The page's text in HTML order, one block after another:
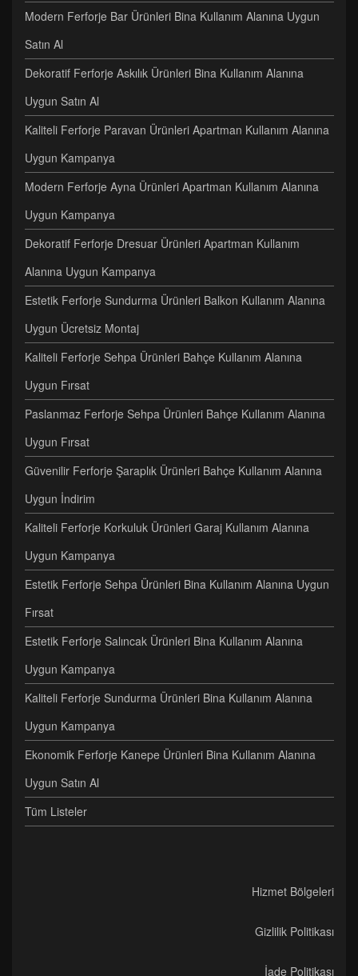
Modern Ferforje Bar Ürünleri Bina Kullanım Alanına Uygun
Satın Al
Dekoratif Ferforje Askılık Ürünleri Bina Kullanım Alanına
Uygun Satın Al
Kaliteli Ferforje Paravan Ürünleri Apartman Kullanım Alanına
Uygun Kampanya
Modern Ferforje Ayna Ürünleri Apartman Kullanım Alanına
Uygun Kampanya
Dekoratif Ferforje Dresuar Ürünleri Apartman Kullanım
Alanına Uygun Kampanya
Estetik Ferforje Sundurma Ürünleri Balkon Kullanım Alanına
Uygun Ücretsiz Montaj
Kaliteli Ferforje Sehpa Ürünleri Bahçe Kullanım Alanına
Uygun Fırsat
Paslanmaz Ferforje Sehpa Ürünleri Bahçe Kullanım Alanına
Uygun Fırsat
Güvenilir Ferforje Şaraplık Ürünleri Bahçe Kullanım Alanına
Uygun İndirim
Kaliteli Ferforje Korkuluk Ürünleri Garaj Kullanım Alanına
Uygun Kampanya
Estetik Ferforje Sehpa Ürünleri Bina Kullanım Alanına Uygun
Fırsat
Estetik Ferforje Salıncak Ürünleri Bina Kullanım Alanına
Uygun Kampanya
Kaliteli Ferforje Sundurma Ürünleri Bina Kullanım Alanına
Uygun Kampanya
Ekonomik Ferforje Kanepe Ürünleri Bina Kullanım Alanına
Uygun Satın Al
Tüm Listeler
Hizmet Bölgeleri
Gizlilik Politikası
İade Politikası